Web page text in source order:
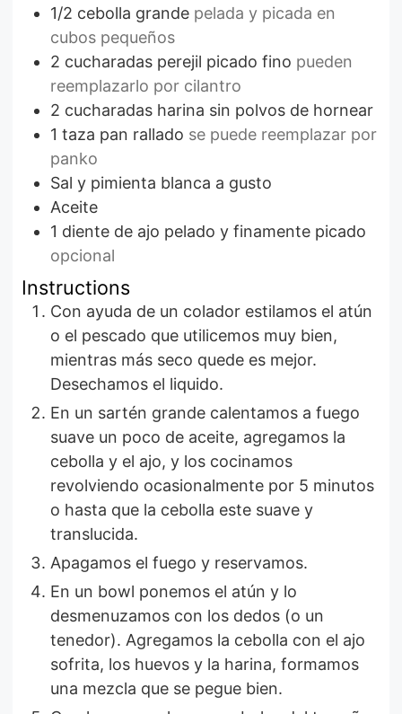
1/2 cebolla grande pelada y picada en
cubos pequeños
2 cucharadas perejil picado fino pueden
reemplazarlo por cilantro
2 cucharadas harina sin polvos de hornear
1 taza pan rallado se puede reemplazar por
panko
Sal y pimienta blanca a gusto
Aceite
1 diente de ajo pelado y finamente picado
opcional
Instructions
Con ayuda de un colador estilamos el atún
o el pescado que utilicemos muy bien,
mientras más seco quede es mejor.
Desechamos el liquido.
En un sartén grande calentamos a fuego
suave un poco de aceite, agregamos la
cebolla y el ajo, y los cocinamos
revolviendo ocasionalmente por 5 minutos
o hasta que la cebolla este suave y
translucida.
Apagamos el fuego y reservamos.
En un bowl ponemos el atún y lo
desmenuzamos con los dedos (o un
tenedor). Agregamos la cebolla con el ajo
sofrita, los huevos y la harina, formamos
una mezcla que se pegue bien.